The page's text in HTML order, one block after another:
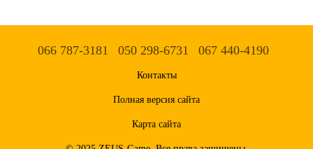
066 787-3181 050 298-6731 067 440-4190
Контакты
Полная версия сайта
Карта сайта